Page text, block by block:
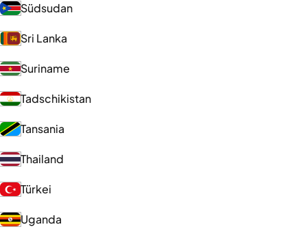
Südsudan
Sri Lanka
Suriname
Tadschikistan
Tansania
Thailand
Türkei
Uganda